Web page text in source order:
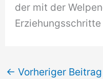
der mit der
← Vorheriger Beitrag